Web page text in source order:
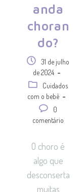
anda
choran
do?
31 de julho
de 2024
Cuidados
com o bebê
0
comentário
O choro é
algo que
desconserta
muitas